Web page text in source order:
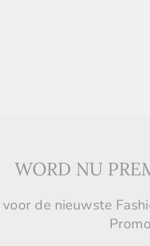
WORD NU
de nieuwste